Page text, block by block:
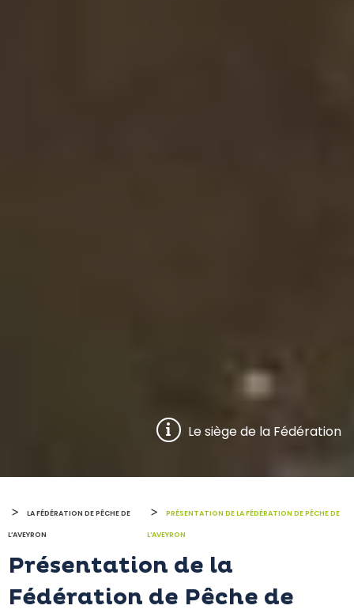
Le siège de la Fédération
> LA FÉDÉRATION DE PÊCHE DE
L’AVEYRON
> PRÉSENTATION DE LA FÉDÉRATION DE PÊCHE DE
L’AVEYRON
Présentation de la
Fédération de Pêche de